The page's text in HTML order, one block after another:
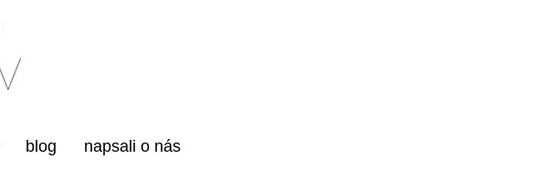
blog napsali o nás